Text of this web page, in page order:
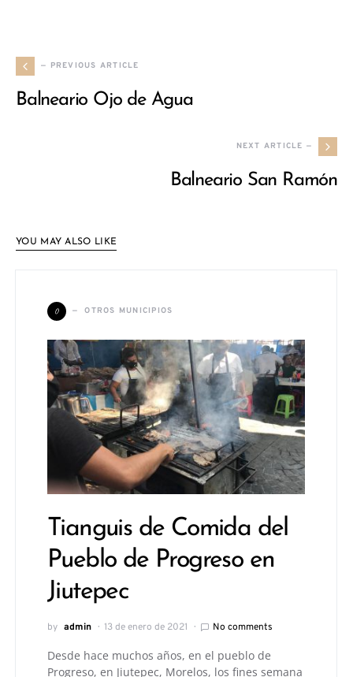
— PREVIOUS ARTICLE
Balneario Ojo de Agua
NEXT ARTICLE —
Balneario San Ramón
YOU MAY ALSO LIKE
O OTROS MUNICIPIOS
Tianguis de Comida del
Pueblo de Progreso en
Jiutepec
by admin 13 de enero de 2021 No comments
Desde hace muchos años, en el pueblo de
Progreso, en Jiutepec, Morelos, los fines semana